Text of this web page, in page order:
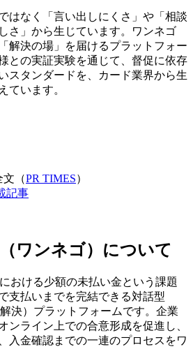
はなく「言い出しにくさ」や「相談
さ」から生じています。ワンネゴ
解決の場」を届けるプラットフォー
との実証実験を通じて、督促に依存
スタンダードを、カード業界から生
ています。
文（PR TIMES）
記事
ワンネゴ）について
おける少額の未払い金という課題
支払いまでを完結できる対話型
決）プラットフォームです。企業
ンライン上での合意形成を促進し、
入金確認までの一連のプロセスをワ